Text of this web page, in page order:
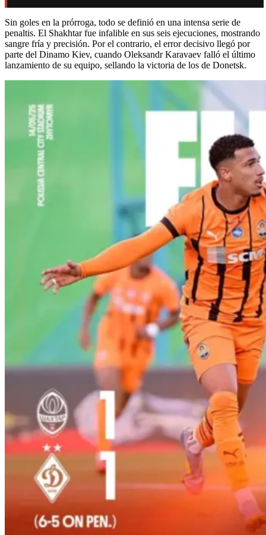
Sin goles en la prórroga, todo se definió en una intensa serie de
penaltis. El Shakhtar fue infalible en sus seis ejecuciones, mostrando
sangre fría y precisión. Por el contrario, el error decisivo llegó por
parte del Dinamo Kiev, cuando Oleksandr Karavaev falló el último
lanzamiento de su equipo, sellando la victoria de los de Donetsk.